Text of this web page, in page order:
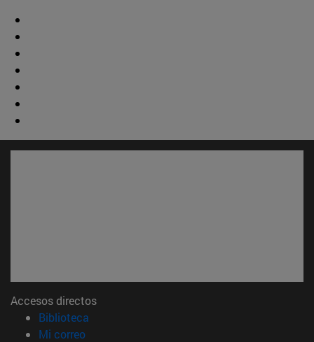
Accesos directos
Biblioteca
Mi correo(abre en nueva ventana)